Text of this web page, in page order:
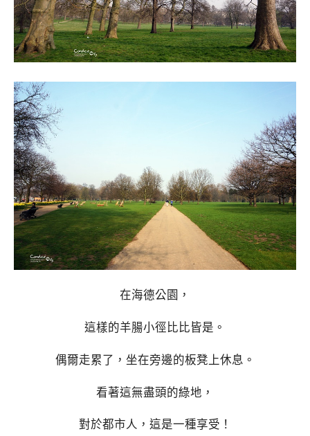
在海德公園，
這樣的羊腸小徑比比皆是。
偶爾走累了，坐在旁邊的板凳上休息。
看著這無盡頭的綠地，
對於都市人，這是一種享受！